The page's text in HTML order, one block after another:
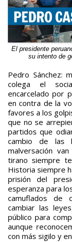
El presidente
su intento de
Pedro Sánchez: mira lo que le ha ocurrido a tu tocayo y
colega el
encarcelado por
en contra de la
favores a los
que no se
partidos que
cambio de las
malversación
tirano siempre
Historia siempre
prisión del
esperanza para
camuflados de
cambiar las
público para
aunque
con más sigilo y